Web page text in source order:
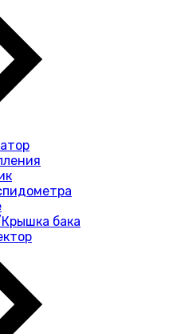
бака